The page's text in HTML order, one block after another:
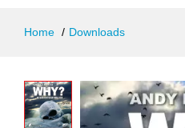
Home Downloads